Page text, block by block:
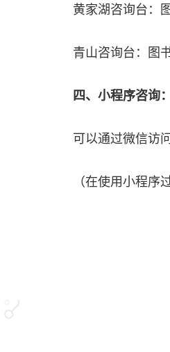
黄家湖咨询台：
青山咨询台：图
四、小程序咨询：
可以通过微信访
（在使用小程序